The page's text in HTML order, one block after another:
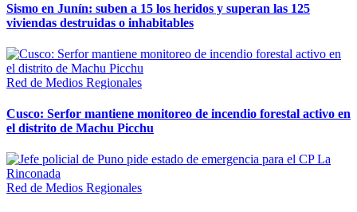
Sismo en Junín: suben a 15 los heridos y superan las 125
viviendas destruidas o inhabitables
Red de Medios Regionales
Cusco: Serfor mantiene monitoreo de incendio forestal activo en
el distrito de Machu Picchu
Red de Medios Regionales